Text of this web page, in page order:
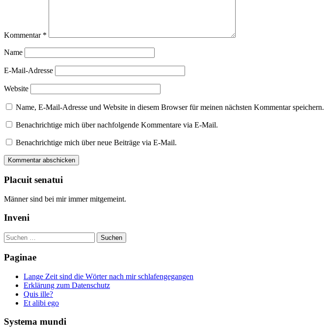
Kommentar *
Name
E-Mail-Adresse
Website
Name, E-Mail-Adresse und Website in diesem Browser für meinen nächsten Kommentar speichern.
Benachrichtige mich über nachfolgende Kommentare via E-Mail.
Benachrichtige mich über neue Beiträge via E-Mail.
Placuit senatui
Männer sind bei mir immer mitgemeint.
Inveni
Suchen
nach:
Paginae
Lange Zeit sind die Wörter nach mir schlafengegangen
Erklärung zum Datenschutz
Quis ille?
Et alibi ego
Systema mundi